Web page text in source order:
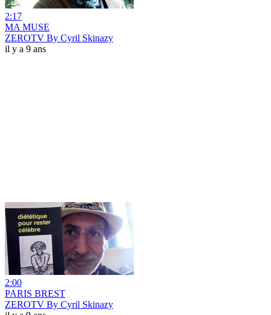
2:17
MA MUSE
ZEROTV By Cyril Skinazy
il y a 9 ans
2:00
PARIS BREST
ZEROTV By Cyril Skinazy